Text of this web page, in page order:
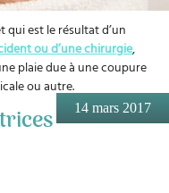
14 mars 2017
qui est le résultat d’un
ou d’une chirurgie,
plaie due à une coupure
ou autre.